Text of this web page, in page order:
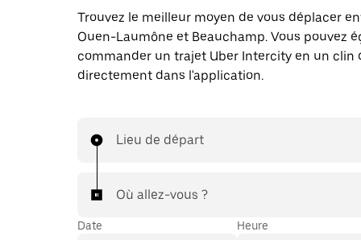
Trouvez le meilleur moyen de vous déplacer
Ouen-Laumône et Beauchamp. Vous pouvez
commander un trajet Uber Intercity en un clin
directement dans l'application.
Lieu de départ
Où allez-vous ?
Date Heure